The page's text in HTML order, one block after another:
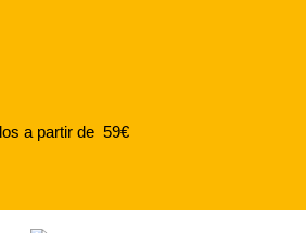
a partir de 59€